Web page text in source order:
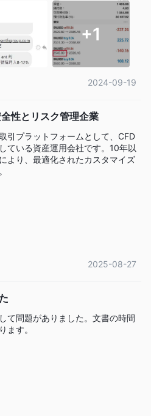
せん：
Lucky Ant Tradingは、ク
キルを向上させたり市場の動向に
立つ教育リソースやツールを提供
ルは、初心者から経験豊富なトレ
させたい人々にとって価値があり
下で運営されています。現在、
カの金融犯罪取締ネットワ
制されています。
制基準に準拠して行うための
す。ライセンス番号
当性と規制要件への遵守をさら
5プラットフォームを通じて
やUSD/JPYなどの主要通貨ペアを
Antは、狭いスプレッド、高い
時間/5日間の市場アクセスなどの
することができます。
方には、Lucky Antは
+1
2024-09-19
性とリスク管理企業
引プラットフォームとして、CFD
ている資産運用会社です。10年以
より、最適化されたカスタマイズ
2025-08-27
て問題がありました。文書の時間
ます。